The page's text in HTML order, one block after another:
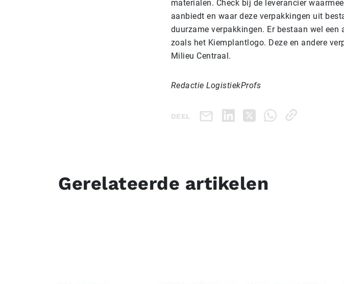
materialen. Check bij de leverancier
aanbiedt en waar deze verpakkingen uit
duurzame verpakkingen. Er bestaan wel een
zoals het Kiemplantlogo. Deze en andere
Milieu Centraal.
Redactie LogistiekProfs
DEEL
Gerelateerde artikelen